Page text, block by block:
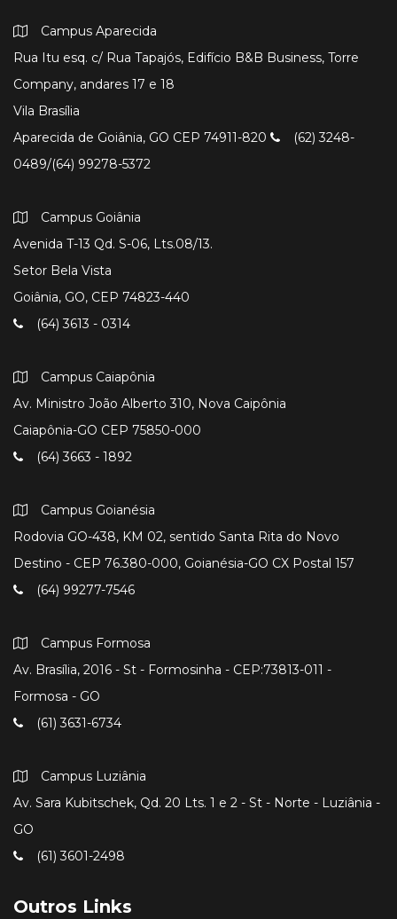
Campus Aparecida
Rua Itu esq. c/ Rua Tapajós, Edifício B&B Business, Torre
Company, andares 17 e 18
Vila Brasília
Aparecida de Goiânia, GO CEP 74911-820
(62) 3248-
0489/(64) 99278-5372
Campus Goiânia
Avenida T-13 Qd. S-06, Lts.08/13.
Setor Bela Vista
Goiânia, GO, CEP 74823-440
(64) 3613 - 0314
Campus Caiapônia
Av. Ministro João Alberto 310, Nova Caipônia
Caiapônia-GO CEP 75850-000
(64) 3663 - 1892
Campus Goianésia
Rodovia GO-438, KM 02, sentido Santa Rita do Novo
Destino - CEP 76.380-000, Goianésia-GO CX Postal 157
(64) 99277-7546
Campus Formosa
Av. Brasília, 2016 - St - Formosinha - CEP:73813-011 -
Formosa - GO
(61) 3631-6734
Campus Luziânia
Av. Sara Kubitschek, Qd. 20 Lts. 1 e 2 - St - Norte - Luziânia -
GO
(61) 3601-2498
Outros Links